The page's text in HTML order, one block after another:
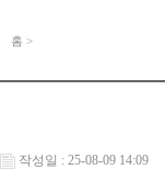
홈 >
작성일 : 25-08-09 14:09